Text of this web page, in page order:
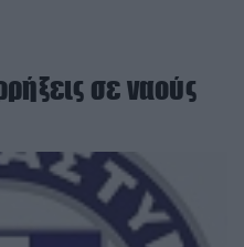
σε ναούς